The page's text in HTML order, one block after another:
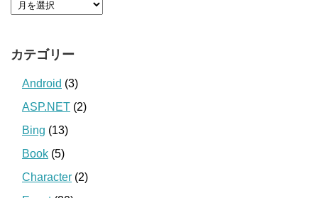
カテゴリー
Android (3)
ASP.NET (2)
Bing (13)
Book (5)
Character (2)